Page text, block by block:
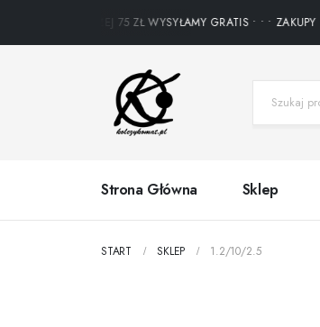
ZAKUPY POWYŻEJ 75 ZŁ WYSYŁAMY GRATIS • • •
Strona Główna Sklep
START SKLEP 1.2/10/2.5